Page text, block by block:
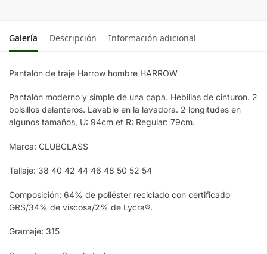
Galería Descripción Información adicional
Pantalón de traje Harrow hombre HARROW
Pantalón moderno y simple de una capa. Hebillas de cinturon. 2
bolsillos delanteros. Lavable en la lavadora. 2 longitudes en
algunos tamaños, U: 94cm et R: Regular: 79cm.
Marca: CLUBCLASS
Tallaje: 38 40 42 44 46 48 50 52 54
Composición: 64% de poliéster reciclado con certificado
GRS/34% de viscosa/2% de Lycra®.
Gramaje: 315